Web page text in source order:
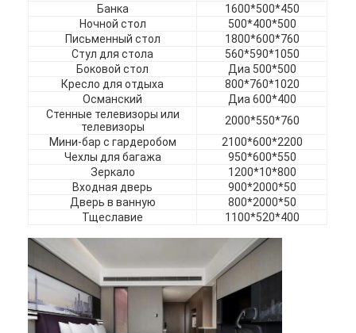
Отель мебель
Мебель для вилл
Мебель для квартир
Коммерческая мебель клуба
Столовая мебель
Офисная мебель
Мебельная фурнитура
Обитая мебель
Банка
1600*500*450
Ночной стол
500*400*500
Письменный стол
1800*600*760
Стул для стола
560*590*1050
Боковой стол
Диа 500*500
Кресло для отдыха
800*760*1020
Османский
Диа 600*400
Стенные телевизоры или
телевизоры
2000*550*760
Мини-бар с гардеробом
2100*600*2200
Чехлы для багажа
950*600*550
Зеркало
1200*10*800
Входная дверь
900*2000*50
Дверь в ванную
800*2000*50
Тщеславие
1100*520*400